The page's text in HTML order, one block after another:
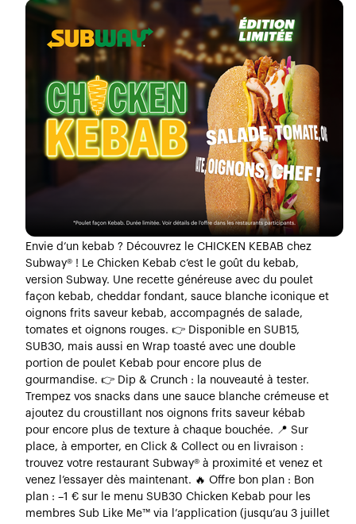
Envie d’un kebab ? Découvrez le CHICKEN KEBAB chez
Subway® ! Le Chicken Kebab c’est le goût du kebab,
version Subway. Une recette généreuse avec du poulet
façon kebab, cheddar fondant, sauce blanche iconique et
oignons frits saveur kebab, accompagnés de salade,
tomates et oignons rouges. 👉 Disponible en SUB15,
SUB30, mais aussi en Wrap toasté avec une double
portion de poulet Kebab pour encore plus de
gourmandise. 👉 Dip & Crunch : la nouveauté à tester.
Trempez vos snacks dans une sauce blanche crémeuse et
ajoutez du croustillant nos oignons frits saveur kébab
pour encore plus de texture à chaque bouchée. 📍 Sur
place, à emporter, en Click & Collect ou en livraison :
trouvez votre restaurant Subway® à proximité et venez et
venez l’essayer dès maintenant. 🔥 Offre bon plan : Bon
plan : –1 € sur le menu SUB30 Chicken Kebab pour les
membres Sub Like Me™ via l’application (jusqu’au 3 juillet